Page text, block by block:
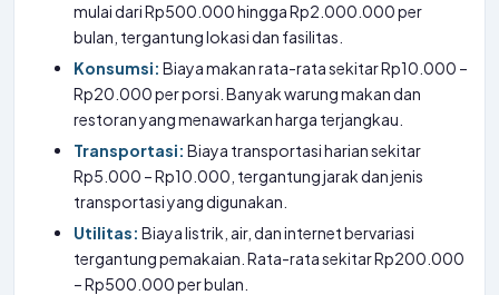
mulai dari Rp500.000 hingga Rp2.000.000 per
bulan, tergantung lokasi dan fasilitas.
Konsumsi: Biaya makan rata-rata sekitar Rp10.000 –
Rp20.000 per porsi. Banyak warung makan dan
restoran yang menawarkan harga terjangkau.
Transportasi: Biaya transportasi harian sekitar
Rp5.000 – Rp10.000, tergantung jarak dan jenis
transportasi yang digunakan.
Utilitas: Biaya listrik, air, dan internet bervariasi
tergantung pemakaian. Rata-rata sekitar Rp200.000
– Rp500.000 per bulan.